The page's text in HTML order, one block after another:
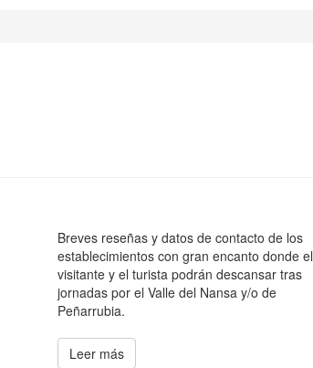
Breves reseñas y datos de contacto de los
establecimientos con gran encanto donde el
visitante y el turista podrán descansar tras
jornadas por el Valle del Nansa y/o de
Peñarrubia.
Leer más